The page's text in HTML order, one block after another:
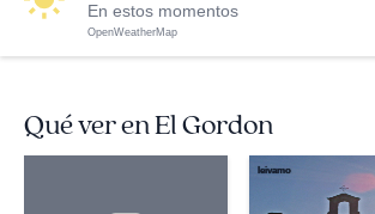
En estos momentos
OpenWeatherMap
Qué ver en El Gordon
leivamo